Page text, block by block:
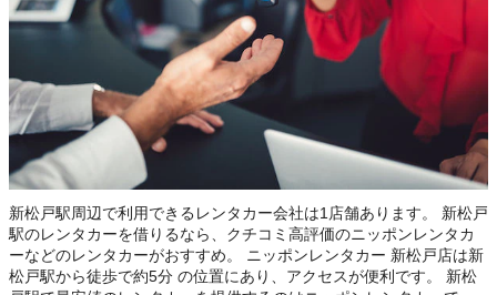
新松戸駅周辺で利用できるレンタカー会社は1店舗あります。 新松戸
駅のレンタカーを借りるなら、クチコミ高評価のニッポンレンタカ
ーなどのレンタカーがおすすめ。 ニッポンレンタカー 新松戸店は新
松戸駅から徒歩で約5分 の位置にあり、アクセスが便利です。 新松